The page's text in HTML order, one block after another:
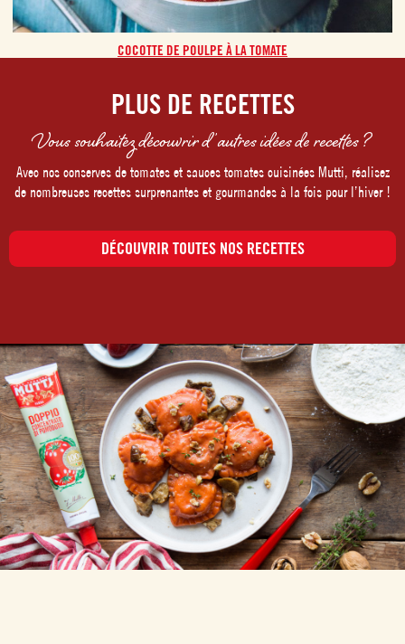
COCOTTE DE POULPE À LA TOMATE
PLUS DE RECETTES
Vous souhaitez découvrir d’autres idées de recettes ?
Avec nos conserves de tomates et sauces tomates cuisinées Mutti, réalisez
de nombreuses recettes surprenantes et gourmandes à la fois pour l’hiver !
DÉCOUVRIR TOUTES NOS RECETTES